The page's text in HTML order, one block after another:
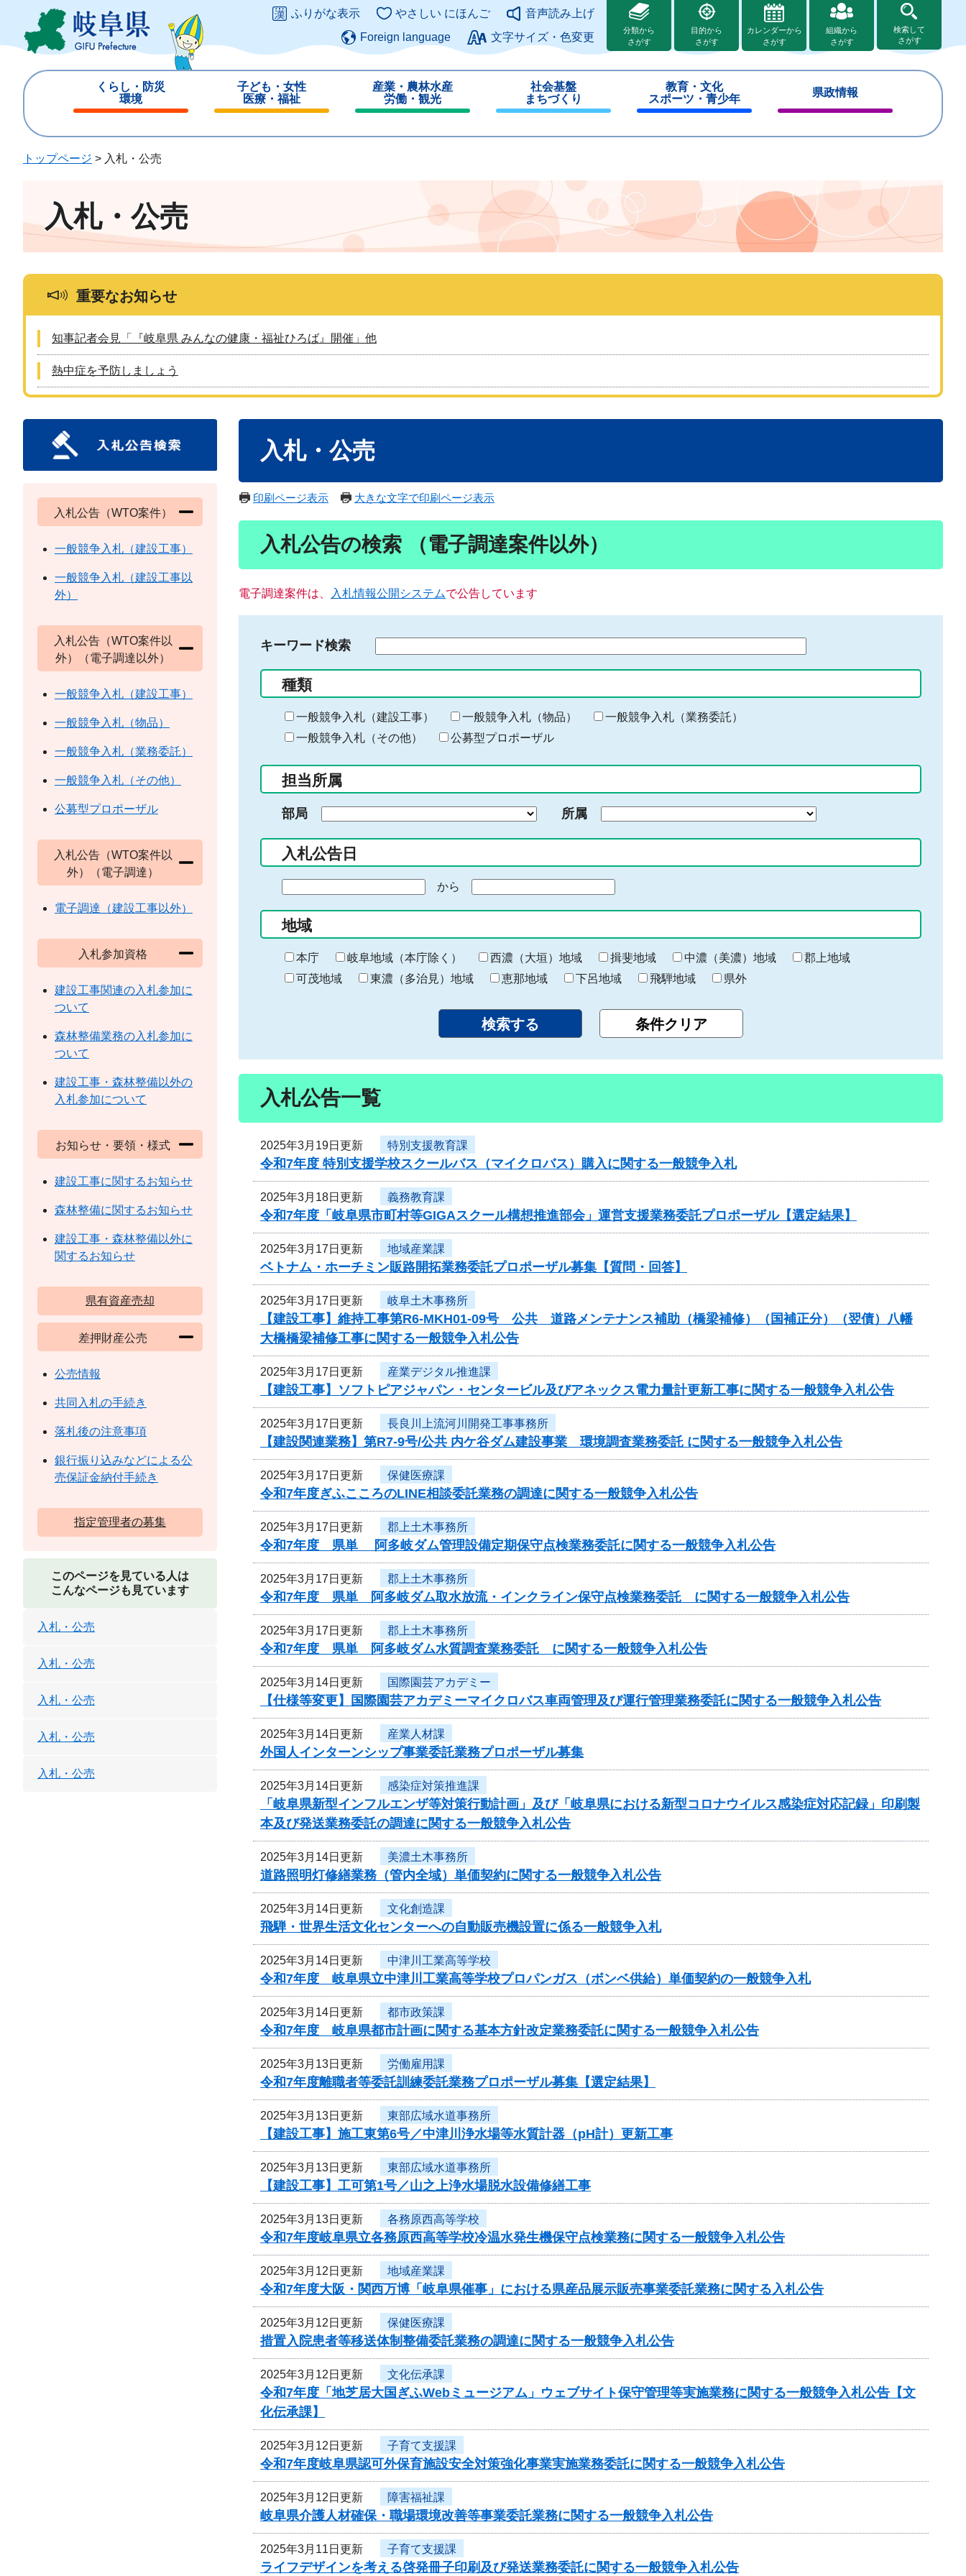
ジ
ュ
このページの本文へ
ふりがな表示 やさしい にほんご
音声読み上げ
Foreign language
文字サイズ・色変更
分類から
さがす
目的から
さがす
カレンダーから
さがす
組織から
さがす
検索して
さがす
くらし・防災
環境
じ
子ども・女性
医療・福祉
じ
産業・農林水産
労働・観光
じ
社会基盤
まちづくり
じ
教育・文化
スポーツ・青少年
じ
県政情報
じ
トップページ > 入札・公売
入札・公売
重要なお知らせ
知事記者会見「『岐阜県 みんなの健康・福祉ひろば』開催」他
熱中症を予防しましょう
入札・公売
印刷ページ表示 大きな文字で印刷ページ表示
入札公告の検索 （電子調達案件以外）
電子調達案件は、 入札情報公開システムで公告しています
キーワード検索
る
キ
ー
ー
入
力
種類
一般競争入札（建設工事） 一般競争入札（物品）
一般競争入札（業務委託）
一般競争入札（その他）
公募型プロポーザル
担当所属
部局 所属
入札公告日
の
始
ま
り
から
終
わ
り
地域
本庁 岐阜地域（本庁除く） 西濃（大垣）地域 揖斐地域 中濃（美濃）地域
郡上地域
可茂地域
東濃（多治見）地域 恵那地域 下呂地域 飛騨地域 県外
入札公告一覧
2025年3月19日更新 特別支援教育課
令和7年度 特別支援学校スクールバス（マイクロバス）購入に関する一般競争入札
2025年3月18日更新 義務教育課
令和7年度「岐阜県市町村等GIGAスクール構想推進部会」運営支援業務委託プロポーザル【選定結果】
2025年3月17日更新 地域産業課
ベトナム・ホーチミン販路開拓業務委託プロポーザル募集【質問・回答】
2025年3月17日更新 岐阜土木事務所
【建設工事】維持工事第R6-MKH01-09号 公共 道路メンテナンス補助（橋梁補修）（国補正分）（翌債）八幡
大橋橋梁補修工事に関する一般競争入札公告
2025年3月17日更新 産業デジタル推進課
【建設工事】ソフトピアジャパン・センタービル及びアネックス電力量計更新工事に関する一般競争入札公告
2025年3月17日更新 長良川上流河川開発工事事務所
【建設関連業務】第R7-9号/公共 内ケ谷ダム建設事業 環境調査業務委託 に関する一般競争入札公告
2025年3月17日更新 保健医療課
令和7年度ぎふこころのLINE相談委託業務の調達に関する一般競争入札公告
2025年3月17日更新 郡上土木事務所
令和7年度 県単 阿多岐ダム管理設備定期保守点検業務委託に関する一般競争入札公告
2025年3月17日更新 郡上土木事務所
令和7年度 県単 阿多岐ダム取水放流・インクライン保守点検業務委託 に関する一般競争入札公告
2025年3月17日更新 郡上土木事務所
令和7年度 県単 阿多岐ダム水質調査業務委託 に関する一般競争入札公告
2025年3月14日更新 国際園芸アカデミー
【仕様等変更】国際園芸アカデミーマイクロバス車両管理及び運行管理業務委託に関する一般競争入札公告
2025年3月14日更新 産業人材課
外国人インターンシップ事業委託業務プロポーザル募集
2025年3月14日更新 感染症対策推進課
「岐阜県新型インフルエンザ等対策行動計画」及び「岐阜県における新型コロナウイルス感染症対応記録」印刷製
本及び発送業務委託の調達に関する一般競争入札公告
2025年3月14日更新 美濃土木事務所
道路照明灯修繕業務（管内全域）単価契約に関する一般競争入札公告
2025年3月14日更新 文化創造課
飛騨・世界生活文化センターへの自動販売機設置に係る一般競争入札
2025年3月14日更新 中津川工業高等学校
令和7年度 岐阜県立中津川工業高等学校プロパンガス（ボンベ供給）単価契約の一般競争入札
2025年3月14日更新 都市政策課
令和7年度 岐阜県都市計画に関する基本方針改定業務委託に関する一般競争入札公告
2025年3月13日更新 労働雇用課
令和7年度離職者等委託訓練委託業務プロポーザル募集【選定結果】
2025年3月13日更新 東部広域水道事務所
【建設工事】施工東第6号／中津川浄水場等水質計器（pH計）更新工事
2025年3月13日更新 東部広域水道事務所
【建設工事】工可第1号／山之上浄水場脱水設備修繕工事
2025年3月13日更新 各務原西高等学校
令和7年度岐阜県立各務原西高等学校冷温水発生機保守点検業務に関する一般競争入札公告
2025年3月12日更新 地域産業課
令和7年度大阪・関西万博「岐阜県催事」における県産品展示販売事業委託業務に関する入札公告
2025年3月12日更新 保健医療課
措置入院患者等移送体制整備委託業務の調達に関する一般競争入札公告
2025年3月12日更新 文化伝承課
令和7年度「地芝居大国ぎふWebミュージアム」ウェブサイト保守管理等実施業務に関する一般競争入札公告【文
化伝承課】
2025年3月12日更新 子育て支援課
令和7年度岐阜県認可外保育施設安全対策強化事業実施業務委託に関する一般競争入札公告
2025年3月12日更新 障害福祉課
岐阜県介護人材確保・職場環境改善等事業委託業務に関する一般競争入札公告
2025年3月11日更新 子育て支援課
ライフデザインを考える啓発冊子印刷及び発送業務委託に関する一般競争入札公告
入札公告（WTO案件）
一般競争入札（建設工事）
一般競争入札（建設工事以
外）
入札公告（WTO案件以
外）（電子調達以外）
一般競争入札（建設工事）
一般競争入札（物品）
一般競争入札（業務委託）
一般競争入札（その他）
公募型プロポーザル
入札公告（WTO案件以
外）（電子調達）
電子調達（建設工事以外）
入札参加資格
建設工事関連の入札参加に
ついて
森林整備業務の入札参加に
ついて
建設工事・森林整備以外の
入札参加について
お知らせ・要領・様式
建設工事に関するお知らせ
森林整備に関するお知らせ
建設工事・森林整備以外に
関するお知らせ
県有資産売却
差押財産公売
公売情報
共同入札の手続き
落札後の注意事項
銀行振り込みなどによる公
売保証金納付手続き
指定管理者の募集
このページを見ている人は
こんなページも見ています
入札・公売
入札・公売
入札・公売
入札・公売
入札・公売